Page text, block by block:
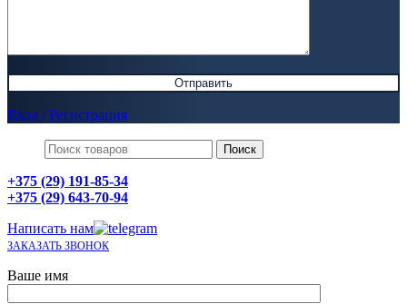
Вход / Регистрация
Поиск
+375 (29) 191-85-34
+375 (29) 643-70-94
Написать нам
ЗАКАЗАТЬ ЗВОНОК
Ваше имя